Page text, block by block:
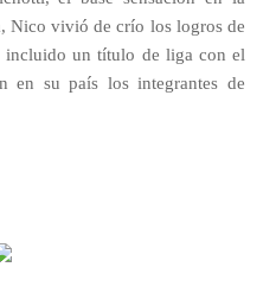
Nico vivió de crío los logros de
incluido un título de liga con el
en su país los integrantes de